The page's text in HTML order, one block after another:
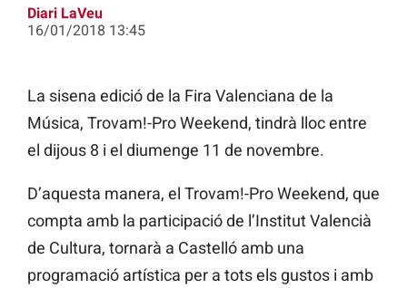
Diari LaVeu
16/01/2018 13:45
La sisena edició de la Fira Valenciana de la
Música, Trovam!-Pro Weekend, tindrà lloc entre
el dijous 8 i el diumenge 11 de novembre.
D’aquesta manera, el Trovam!-Pro Weekend, que
compta amb la participació de l’Institut Valencià
de Cultura, tornarà a Castelló amb una
programació artística per a tots els gustos i amb